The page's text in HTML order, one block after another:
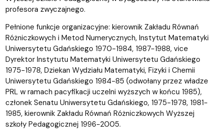
profesora zwyczajnego.
Pełnione funkcje organizacyjne: kierownik Zakładu Równań
Różniczkowych i Metod Numerycznych, Instytut Matematyki
Uniwersytetu Gdańskiego 1970-1984, 1987-1988, vice
Dyrektor Instytutu Matematyki Uniwersytetu Gdańskiego
1975-1978, Dziekan Wydziału Matematyki, Fizyki i Chemii
Uniwersytetu Gdańskiego 1984-85 (odwołany przez władze
PRL w ramach pacyfikacji uczelni wyższych w końcu 1985),
członek Senatu Uniwersytetu Gdańskiego, 1975-1978, 1981-
1985, kierownik Zakładu Równań Różniczkowych Wyższej
szkoły Pedagogicznej 1996-2005.